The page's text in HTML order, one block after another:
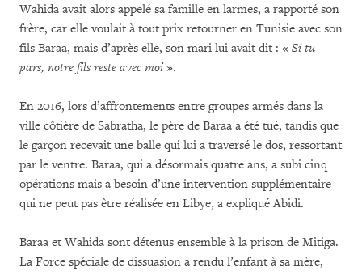
Wahida avait alors appelé sa famille en larmes, a rapporté son
frère, car elle voulait à tout prix retourner en Tunisie avec son
fils Baraa, mais d’après elle, son mari lui avait dit : « Si tu
pars, notre fils reste avec moi».
En 2016, lors d’affrontements entre groupes armés dans la
ville côtière de Sabratha, le père de Baraa a été tué, tandis que
le garçon recevait une balle qui lui a traversé le dos, ressortant
par le ventre. Baraa, qui a désormais quatre ans, a subi cinq
opérations mais a besoin d’une intervention supplémentaire
qui ne peut pas être réalisée en Libye, a expliqué Abidi.
Baraa et Wahida sont détenus ensemble à la prison de Mitiga.
La Force spéciale de dissuasion a rendu l’enfant à sa mère,